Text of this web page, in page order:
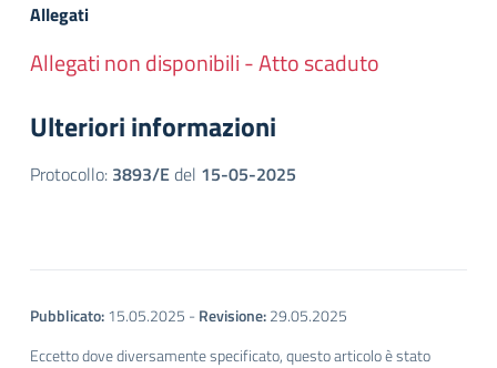
Allegati
Allegati non disponibili - Atto scaduto
Ulteriori informazioni
Protocollo: 3893/Edel 15-05-2025
Pubblicato:15.05.2025 -Revisione:29.05.2025
Eccetto dove diversamente specificato, questo articolo è stato